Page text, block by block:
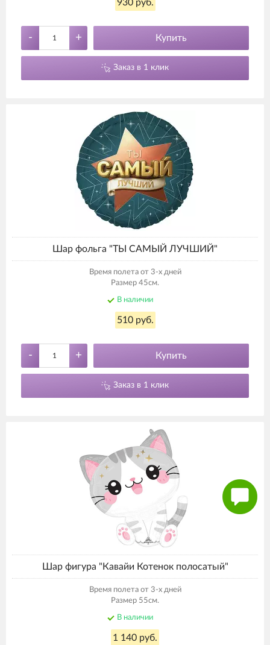
930 руб.
- + Купить
Заказ в 1 клик
Шар фольга "ТЫ САМЫЙ ЛУЧШИЙ"
Время полета от 3-х дней
Размер 45см.
В наличии
510 руб.
- + Купить
Заказ в 1 клик
Шар фигура "Кавайи Котенок полосатый"
Время полета от 3-х дней
Размер 55см.
В наличии
1 140 руб.